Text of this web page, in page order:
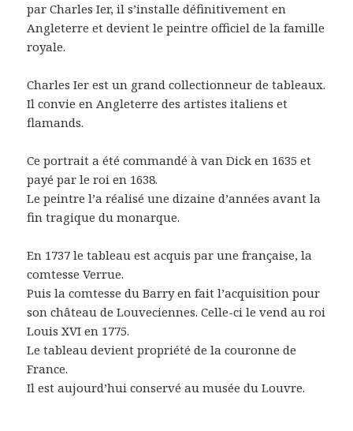
par Charles Ier, il s’installe définitivement en
Angleterre et devient le peintre officiel de la famille
royale.
Charles Ier est un grand collectionneur de tableaux.
Il convie en Angleterre des artistes italiens et
flamands.
Ce portrait a été commandé à van Dick en 1635 et
payé par le roi en 1638.
Le peintre l’a réalisé une dizaine d’années avant la
fin tragique du monarque.
En 1737 le tableau est acquis par une française, la
comtesse Verrue.
Puis la comtesse du Barry en fait l’acquisition pour
son château de Louveciennes. Celle-ci le vend au roi
Louis XVI en 1775.
Le tableau devient propriété de la couronne de
France.
Il est aujourd’hui conservé au musée du Louvre.